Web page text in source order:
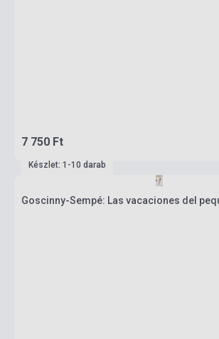
7 750 Ft
Készlet: 1-10 darab
Goscinny-Sempé: Las vacaciones del